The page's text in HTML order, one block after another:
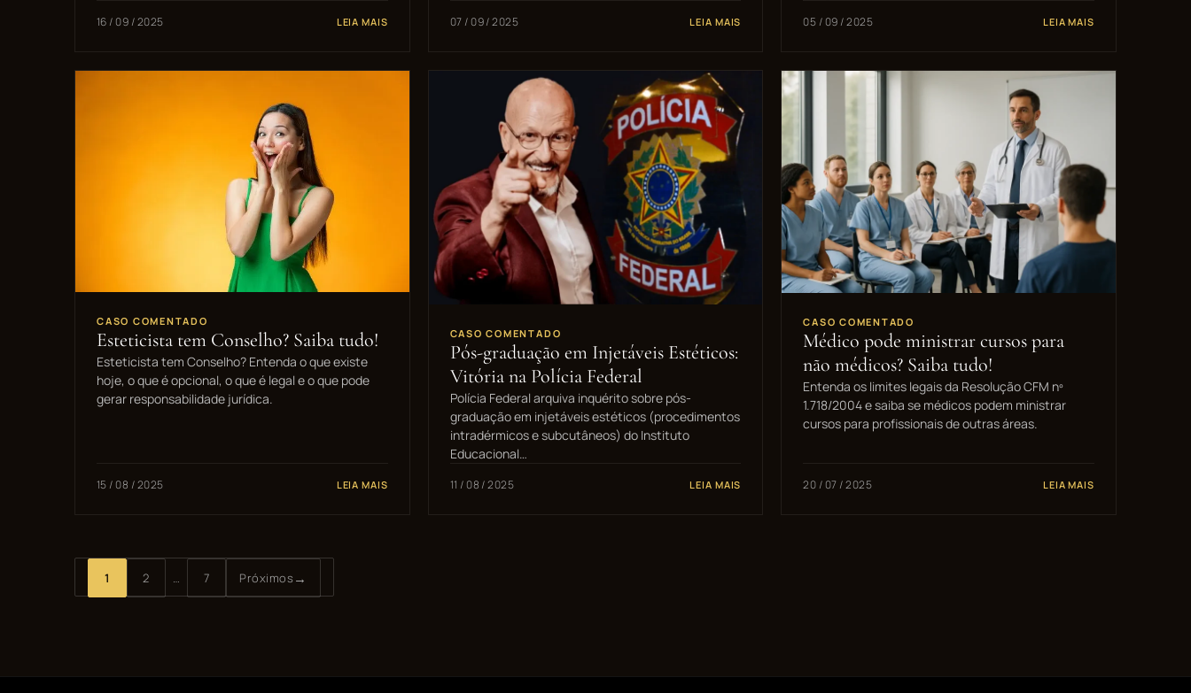
16 / 09 / 2025 LEIA MAIS 07 / 09 / 2025 LEIA MAIS 05 / 09 / 2025 LEIA MAIS
CASO COMENTADO
Esteticista tem Conselho? Saiba tudo!
Esteticista tem Conselho? Entenda o que existe
hoje, o que é opcional, o que é legal e o que pode
gerar responsabilidade jurídica.
15 / 08 / 2025 LEIA MAIS
CASO COMENTADO
Pós-graduação em Injetáveis Estéticos:
Vitória na Polícia Federal
Polícia Federal arquiva inquérito sobre pós-
graduação em injetáveis estéticos (procedimentos
intradérmicos e subcutâneos) do Instituto
Educacional…
11 / 08 / 2025 LEIA MAIS
CASO COMENTADO
Médico pode ministrar cursos para
não médicos? Saiba tudo!
Entenda os limites legais da Resolução CFM nº
1.718/2004 e saiba se médicos podem ministrar
cursos para profissionais de outras áreas.
20 / 07 / 2025 LEIA MAIS
1 2 … 7 Próximos →